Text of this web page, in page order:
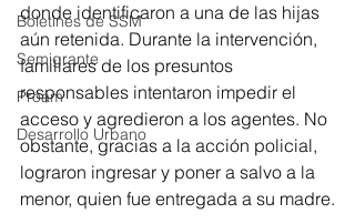
Boletines de SSM
Semigrante
Proam
Desarrollo Urbano
donde identificaron a una de las hijas
aún retenida. Durante la intervención,
familiares de los presuntos
responsables intentaron impedir el
acceso y agredieron a los agentes. No
obstante, gracias a la acción policial,
lograron ingresar y poner a salvo a la
menor, quien fue entregada a su madre.